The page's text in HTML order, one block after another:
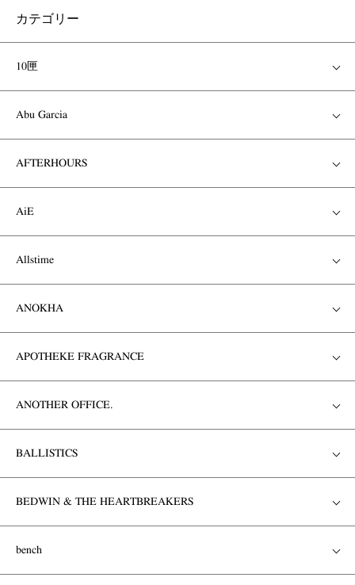
カテゴリー
10匣
Abu Garcia
AFTERHOURS
AiE
Allstime
ANOKHA
APOTHEKE FRAGRANCE
ANOTHER OFFICE.
BALLISTICS
BEDWIN & THE HEARTBREAKERS
bench